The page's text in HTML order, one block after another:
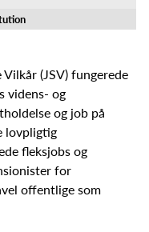
(JSV) fungerede
videns- og
og job på
lovpligtig
fleksjobs og
for
offentlige som